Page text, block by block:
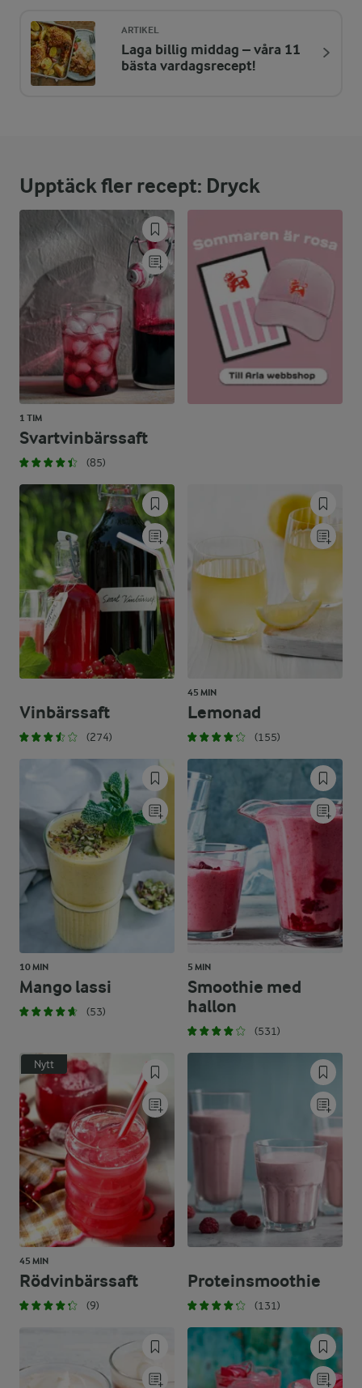
ENERGIDISTRIBUTION %
NÄRINGSVÄRDEN PER GLAS
Fett:
0,4 %
0,1 g
Kolhydrater:
98,8 %
47,8 g
ARTIKEL
Laga billig middag – våra 11
bästa vardagsrecept!
Upptäck fler recept: Dryck
1 TIM
Svartvinbärssaft
(85)
Vinbärssaft
(274)
45 MIN
Lemonad
(155)
10 MIN
Mango lassi
(53)
5 MIN
Smoothie med
hallon
(531)
Nytt
45 MIN
Rödvinbärssaft
(9)
Proteinsmoothie
(131)